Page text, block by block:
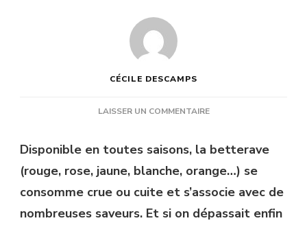
CÉCILE DESCAMPS
LAISSER UN COMMENTAIRESUR
Disponible en toutes saisons, la betterave
(rouge, rose, jaune, blanche, orange…) se
consomme crue ou cuite et s’associe avec de
nombreuses saveurs. Et si on dépassait enfin